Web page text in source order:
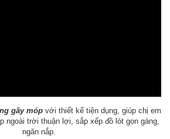
gãy mópvới thiết kế tiện dụng, giúp chị em
ngoài trời thuận lợi, sắp xếp đồ lót gọn gàng,
ngăn nắp.